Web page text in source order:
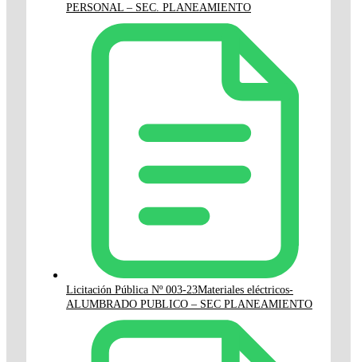
PERSONAL – SEC. PLANEAMIENTO
Licitación Pública Nº 003-23Materiales eléctricos-
ALUMBRADO PUBLICO – SEC PLANEAMIENTO